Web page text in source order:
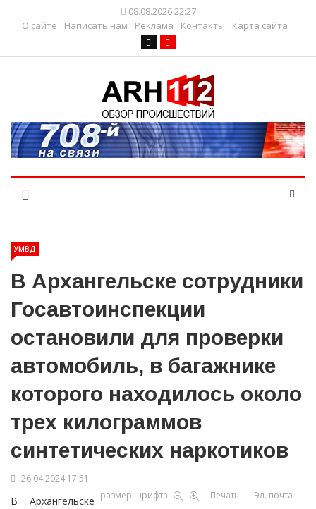
08.08.2026 22:27
О сайте
Написать нам Реклама Контакты Карта сайта
УМВД
В Архангельске сотрудники
Госавтоинспекции
остановили для проверки
автомобиль, в багажнике
которого находилось около
трех килограммов
синтетических наркотиков
26.04.2024 17:51
размер шрифта
Печать Эл. почта
В Архангельске